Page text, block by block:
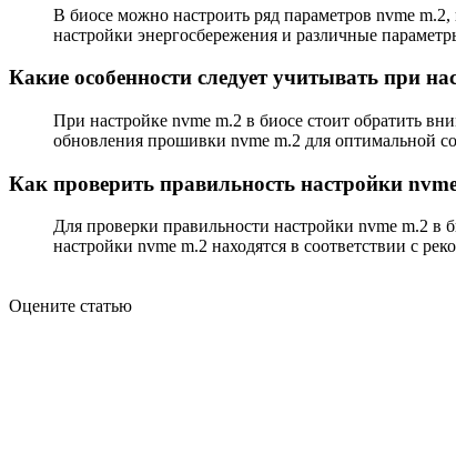
В биосе можно настроить ряд параметров nvme
настройки энергосбережения и различные
Какие особенности следует учитывать при
При настройке nvme m.2 в биосе стоит обратить
обновления прошивки nvme m.2 для оптимальной
Как проверить правильность настройки
Для проверки правильности настройки nvme m.2 в
настройки nvme m.2 находятся в соответствии с
Оцените статью